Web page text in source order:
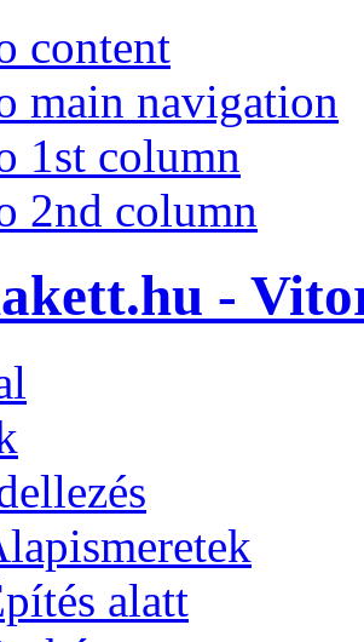
content
main navigation
1st column
2nd column
-
alatt